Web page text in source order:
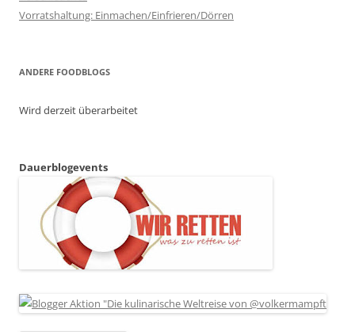
Vorratshaltung: Einmachen/Einfrieren/Dörren
ANDERE FOODBLOGS
Wird derzeit überarbeitet
Dauerblogevents